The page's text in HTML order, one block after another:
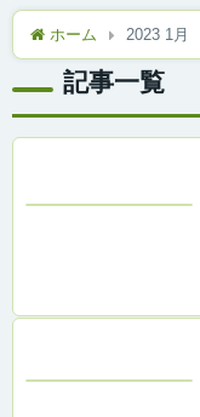
ホーム 2023 1月
記事一覧